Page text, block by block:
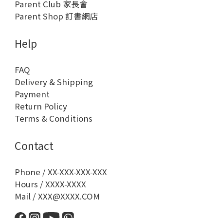
Parent Club 家長會
Parent Shop 訂書網店
Help
FAQ
Delivery & Shipping
Payment
Return Policy
Terms & Conditions
Contact
Phone / XX-XXX-XXX-XXX
Hours / XXXX-XXXX
Mail / XXX@XXXX.COM